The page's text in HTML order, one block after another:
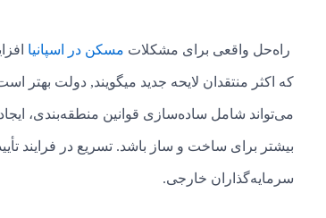
راه‌حل واقعی برای مشکلات مسکن در اسپانیا
که اکثر منتقدان لایحه جدید میگویند, دولت
می‌تواند شامل ساده‌سازی قوانین منطقه‌بندی،
بیشتر برای ساخت و ساز باشد. تسریع در فرایند
سرمایه‌گذاران خارجی.